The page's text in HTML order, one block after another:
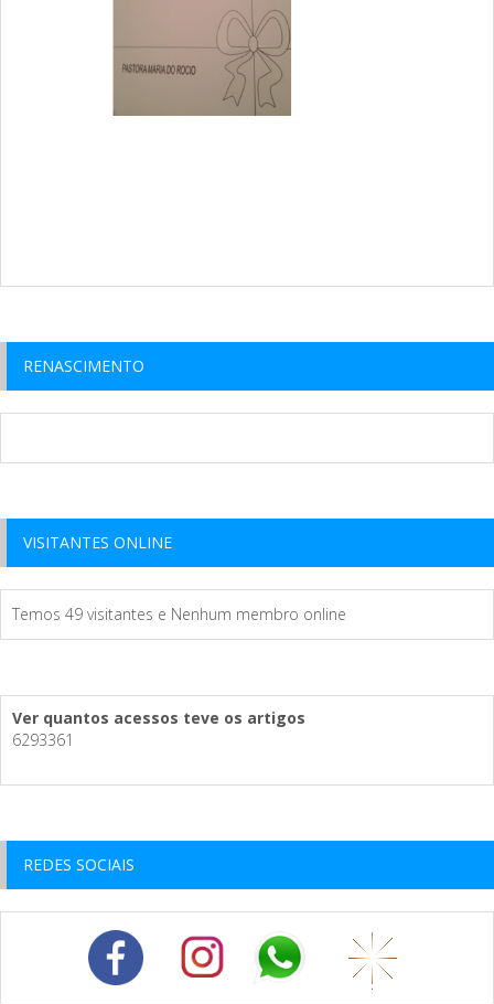
RENASCIMENTO
VISITANTES ONLINE
Temos 49 visitantes e Nenhum membro online
Ver quantos acessos teve os artigos
6293361
REDES SOCIAIS